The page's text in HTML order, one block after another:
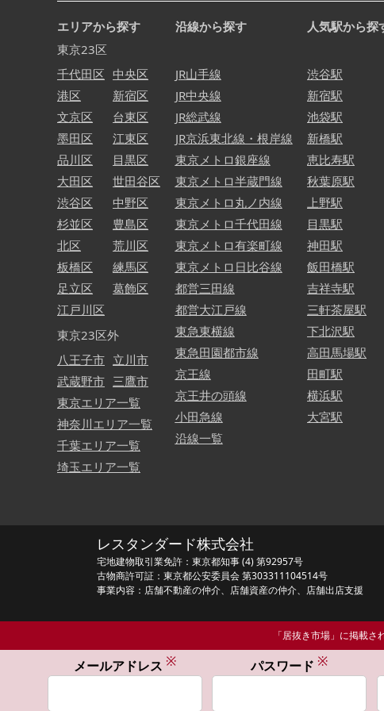
エリアから探す
東京23区
千代田区
港区
文京区
墨田区
品川区
大田区
渋谷区
杉並区
北区
板橋区
足立区
江戸川区
中央区
新宿区
台東区
江東区
目黒区
世田谷区
中野区
豊島区
荒川区
練馬区
葛飾区
東京23区外
八王子市
武蔵野市
立川市
三鷹市
東京エリア一覧
神奈川エリア一覧
千葉エリア一覧
埼玉エリア一覧
沿線から探す
JR山手線
JR中央線
JR総武線
JR京浜東北線・根岸線
東京メトロ銀座線
東京メトロ半蔵門線
東京メトロ丸ノ内線
東京メトロ千代田線
東京メトロ有楽町線
東京メトロ日比谷線
都営三田線
都営大江戸線
東急東横線
東急田園都市線
京王線
京王井の頭線
小田急線
沿線一覧
人気駅から探
渋谷駅
新宿駅
池袋駅
新橋駅
恵比寿駅
秋葉原駅
上野駅
目黒駅
神田駅
飯田橋駅
吉祥寺駅
三軒茶屋駅
下北沢駅
高田馬場駅
田町駅
横浜駅
大宮駅
レスタンダード株式会社
宅地建物取引業免許：東京都知事 (4) 第92957号
古物商許可証：東京都公安委員会 第303311104514号
事業内容：店舗不動産の仲介、店舗資産の仲介、店舗出店支援
「居抜き市場」に掲載
メールアドレス ※ パスワード ※